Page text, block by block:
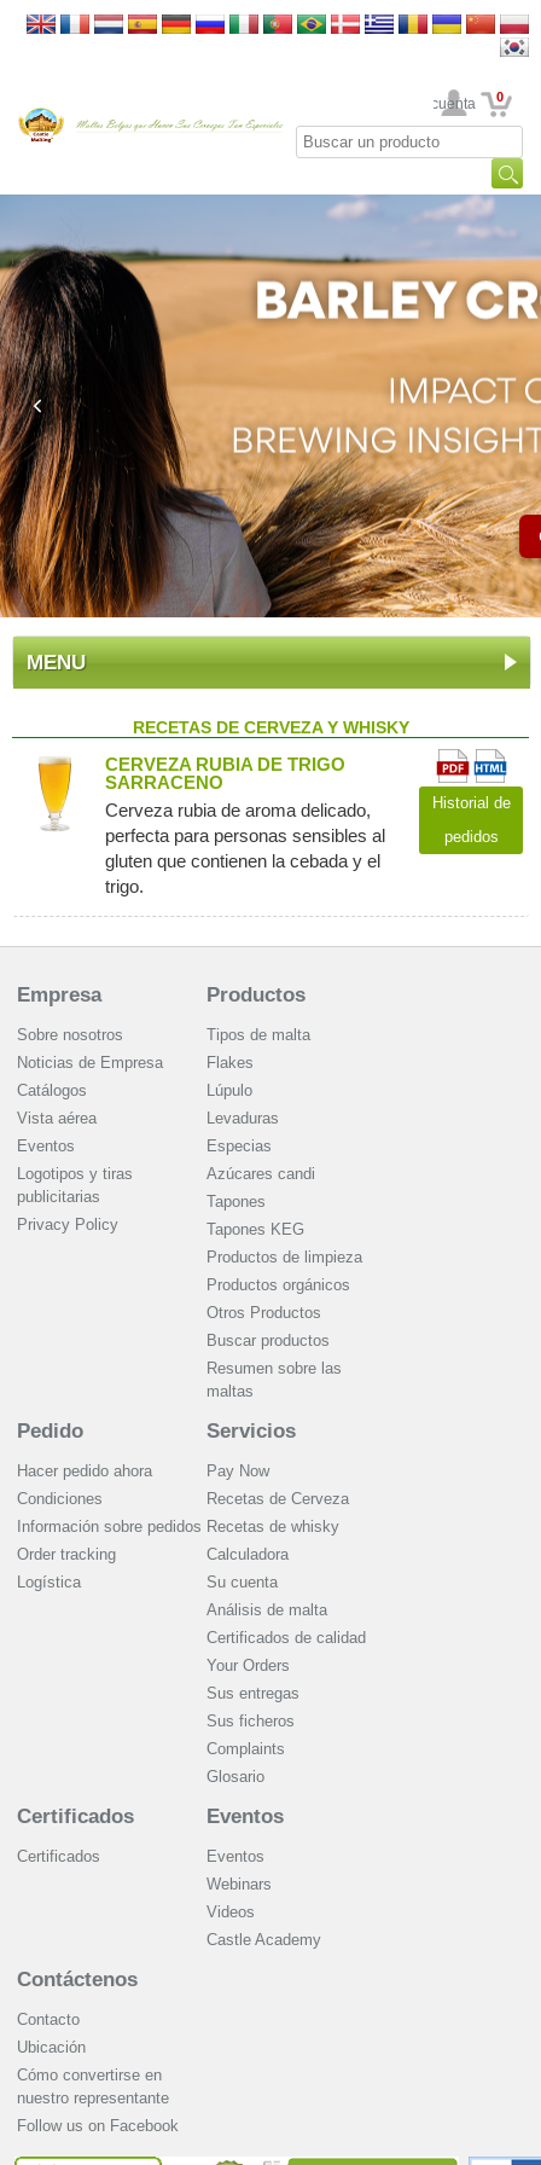
Su cuenta 0
MENU
RECETAS DE CERVEZA Y WHISKY
CERVEZA RUBIA DE TRIGO
SARRACENO
Cerveza rubia de aroma delicado,
perfecta para personas sensibles al
gluten que contienen la cebada y el
trigo.
Historial de
pedidos
Empresa
Sobre nosotros
Noticias de Empresa
Catálogos
Vista aérea
Eventos
Logotipos y tiras
publicitarias
Privacy Policy
Productos
Tipos de malta
Flakes
Lúpulo
Levaduras
Especias
Azúcares candi
Tapones
Tapones KEG
Productos de limpieza
Productos orgánicos
Otros Productos
Buscar productos
Resumen sobre las
maltas
Pedido
Hacer pedido ahora
Condiciones
Información sobre pedidos
Order tracking
Logística
Servicios
Pay Now
Recetas de Cerveza
Recetas de whisky
Calculadora
Su cuenta
Análisis de malta
Certificados de calidad
Your Orders
Sus entregas
Sus ficheros
Complaints
Glosario
Certificados
Certificados
Eventos
Eventos
Webinars
Videos
Castle Academy
Contáctenos
Contacto
Ubicación
Cómo convertirse en
nuestro representante
Follow us on Facebook